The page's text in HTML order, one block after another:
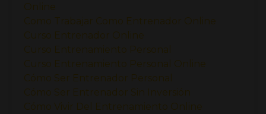
Online
Como Trabajar Como Entrenador Online
Curso Entrenador Online
Curso Entrenamiento Personal
Curso Entrenamiento Personal Online
Cómo Ser Entrenador Personal
Cómo Ser Entrenador Sin Inversión
Cómo Vivir Del Entrenamiento Online